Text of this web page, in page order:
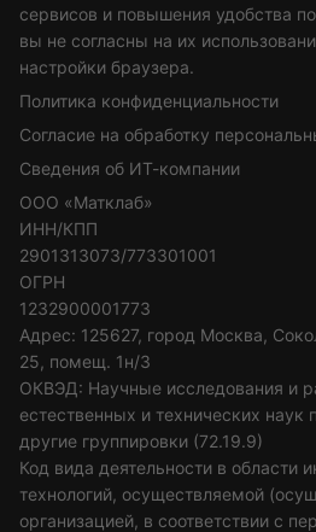
сервисов и повышения удобства
вы не согласны на их
настройки браузера.
Политика конфиденциальности
Согласие на обработку
Сведения об ИТ-компании
ООО «Матклаб»
ИНН/КПП
2901313073/773301001
ОГРН
1232900001773
Адрес: 125627, город Москва,
25, помещ. 1н/3
ОКВЭД: Научные исследования и
естественных и технических
другие группировки (72.19.9)
Код вида деятельности в области
технологий, осуществляемой
организацией, в соответствии с